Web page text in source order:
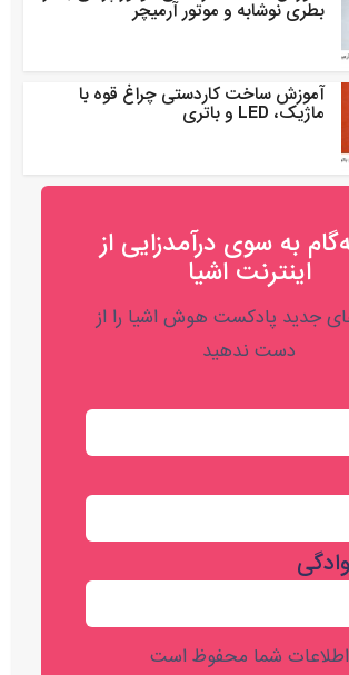
بطری نوشابه و موتور آرمیچر
آموزش ساخت کاردستی چراغ قوه با
ماژیک، LED و باتری
به‌ سوی درآمدزایی از
اینترنت اشیا
جدید پادکست هوش اشیا را از
دست ندهید
اطلاعات شما محفوظ است